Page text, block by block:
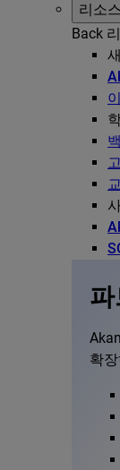
리소스
Back
파
확